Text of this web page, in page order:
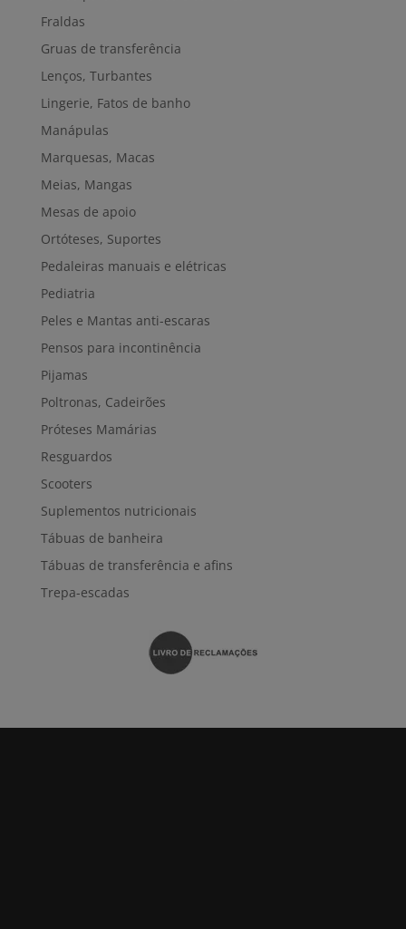
Fraldas
Gruas de transferência
Lenços, Turbantes
Lingerie, Fatos de banho
Manápulas
Marquesas, Macas
Meias, Mangas
Mesas de apoio
Ortóteses, Suportes
Pedaleiras manuais e elétricas
Pediatria
Peles e Mantas anti-escaras
Pensos para incontinência
Pijamas
Poltronas, Cadeirões
Próteses Mamárias
Resguardos
Scooters
Suplementos nutricionais
Tábuas de banheira
Tábuas de transferência e afins
Trepa-escadas